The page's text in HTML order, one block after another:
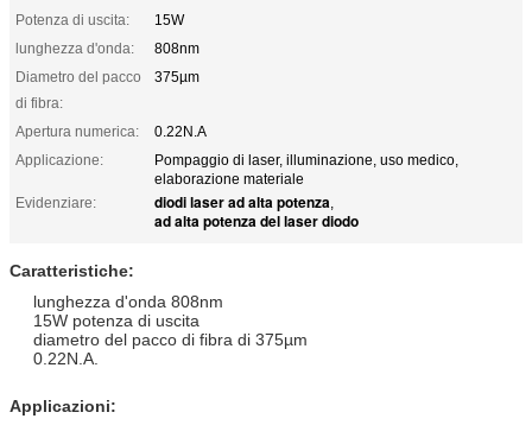
Potenza di uscita:
15W
lunghezza d'onda:
808nm
Diametro del pacco
di fibra:
375µm
Apertura numerica:
0.22N.A
Applicazione:
Pompaggio di laser, illuminazione, uso medico,
elaborazione materiale
Evidenziare:
diodi laser ad alta potenza,
ad alta potenza del laser diodo
Caratteristiche:
lunghezza d'onda 808nm
15W potenza di uscita
diametro del pacco di fibra di 375µm
0.22N.A.
Applicazioni: